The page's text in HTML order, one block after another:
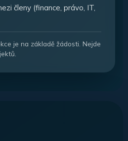
členy (finance, právo, IT,
je na základě žádosti. Nejde